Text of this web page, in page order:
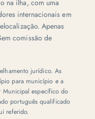
na ilha, com uma
internacionais em
Apenas
comissão de
jurídico. As
para município e a
Municipal específico do
português qualificado
referido.